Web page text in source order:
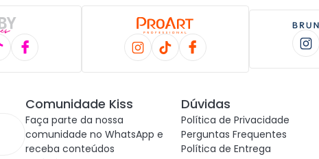
Comunidade Kiss
Faça parte da nossa
comunidade no WhatsApp e
receba conteúdos
Dúvidas
Política de Privacidade
Perguntas Frequentes
Política de Entrega